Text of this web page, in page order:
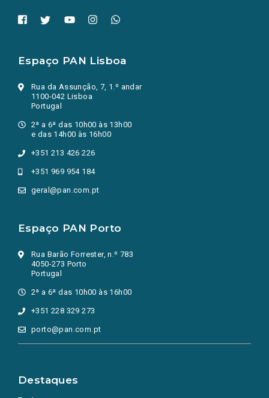
Espaço PAN Lisboa
Rua da Assunção, 7, 1.º andar
1100-042 Lisboa
Portugal
2ª a 6ª das 10h00 às 13h00
e das 14h00 às 16h00
+351 213 426 226
+351 969 954 184
geral@pan.com.pt
Espaço PAN Porto
Rua Barão Forrester, n.º 783
4050-273 Porto
Portugal
2ª a 6ª das 10h00 às 16h00
+351 228 329 273
porto@pan.com.pt
Destaques